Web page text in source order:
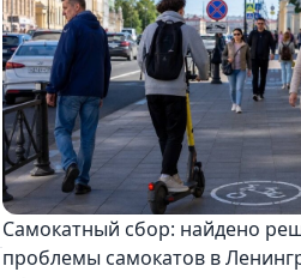
Самокатный сбор: найдено
проблемы самокатов в